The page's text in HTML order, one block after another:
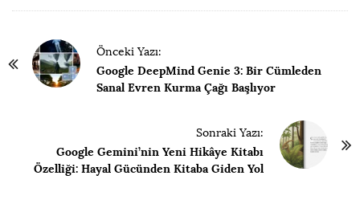
a
Önceki Yazı:
Google DeepMind Genie 3: Bir Cümleden
Sanal Evren Kurma Çağı Başlıyor
Sonraki Yazı:
Google Gemini’nin Yeni Hikâye Kitabı
Özelliği: Hayal Gücünden Kitaba Giden Yol